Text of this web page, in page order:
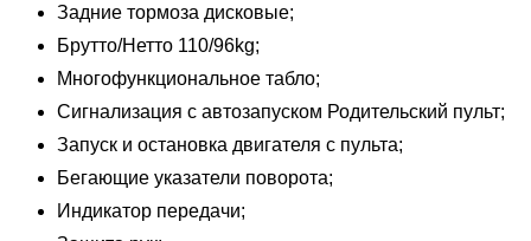
Задние тормоза дисковые;
Брутто/Нетто 110/96kg;
Многофункциональное табло;
Сигнализация с автозапуском Родительский пульт;
Запуск и остановка двигателя с пульта;
Бегающие указатели поворота;
Индикатор передачи;